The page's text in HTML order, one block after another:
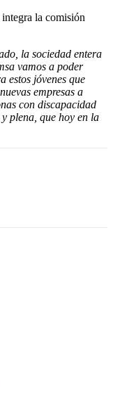
la comisión
la sociedad entera
vamos a poder
estos jóvenes que
empresas a
con discapacidad
plena, que hoy en la